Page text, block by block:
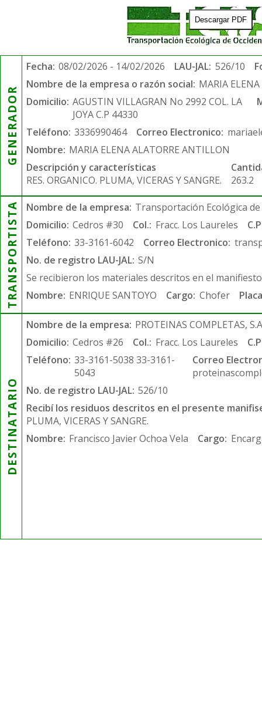
Descargar PDF
GENERADOR
Fecha: 08/02/2026 - 14/02/2026 LAU-JAL: 526/10
Nombre de la empresa o razón social: MARIA
Domicilio: AGUSTIN VILLAGRAN No 2992 COL. LA
JOYA C.P 44330
Teléfono: 3336990464 Correo Electronico:
Nombre: MARIA ELENA ALATORRE ANTILLON
Descripción y características
RES. ORGANICO. PLUMA, VICERAS Y SANGRE.
263.2
TRANSPORTISTA Nombre de la empresa: Transportación Ecológica de
Domicilio: Cedros #30 Col.: Fracc. Los Laureles
Teléfono: 33-3161-6042 Correo Electronico:
No. de registro LAU-JAL: S/N
Se recibieron los materiales descritos en el
Nombre: ENRIQUE SANTOYO Cargo: Chofer
DESTINATARIO
Nombre de la empresa: PROTEINAS COMPLETAS,
Domicilio: Cedros #26 Col.: Fracc. Los Laureles
Teléfono: 33-3161-5038 33-3161-
5043
Correo
No. de registro LAU-JAL: 526/10
Recibí los residuos descritos en el presente
PLUMA, VICERAS Y SANGRE.
Nombre: Francisco Javier Ochoa Vela Cargo: